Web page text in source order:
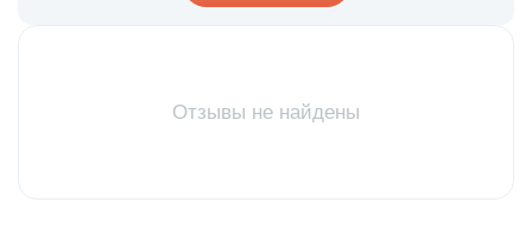
Отзывы не найдены